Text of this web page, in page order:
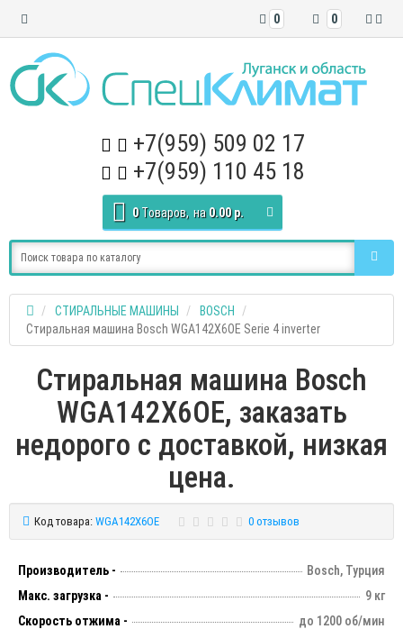
0
0
+7(959) 509 02 17
+7(959) 110 45 18
0 Tоваров, на 0.00 р.
СТИРАЛЬНЫЕ МАШИНЫ
BOSCH
Стиральная машина Bosch WGA142X6OE Serie 4 inverter
Стиральная машина Bosch
WGA142X6OE, заказать
недорого с доставкой, низкая
цена.
Код товара: WGA142X6OE 0 отзывов
Производитель -
Bosch, Турция
Макс. загрузка -
9 кг
Скорость отжима -
до 1200 об/мин